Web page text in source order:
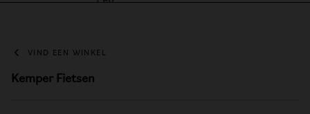
VIND EEN WINKEL
Kemper Fietsen